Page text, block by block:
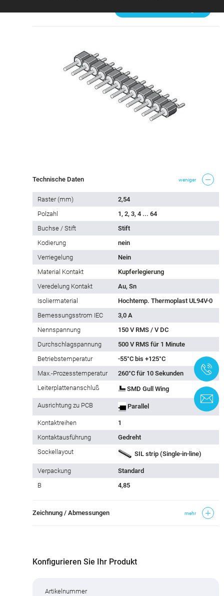
Technische Daten weniger
Raster (mm)
2,54
Polzahl
1, 2, 3, 4 ... 64
Buchse / Stift
Stift
Kodierung
nein
Verriegelung
Nein
Material Kontakt
Kupferlegierung
Veredelung Kontakt
Au, Sn
Isoliermaterial
Hochtemp. Thermoplast UL94V-0
Bemessungsstrom IEC
3,0 A
Nennspannung
150 V RMS / V DC
Durchschlagspannung
500 V RMS für 1 Minute
Betriebstemperatur
-55°C bis +125°C
Max.-Prozesstemperatur
260°C für 10 Sekunden
Leiterplattenanschluß
SMD Gull Wing
Ausrichtung zu PCB Parallel
Kontaktreihen
1
Kontaktausführung
Gedreht
Sockellayout
SIL strip (Single-in-line)
Verpackung
Standard
B
4,85
Zeichnung / Abmessungen mehr
Konfigurieren Sie Ihr Produkt
Artikelnummer